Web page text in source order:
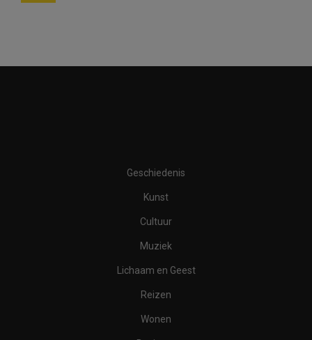
Geschiedenis
Kunst
Cultuur
Muziek
Lichaam en Geest
Reizen
Wonen